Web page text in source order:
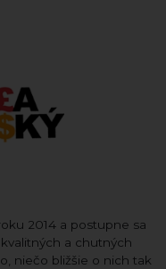
2014 a postupne sa
a chutných
niečo bližšie o nich tak